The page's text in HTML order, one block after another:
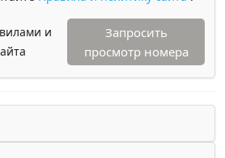
и
Запросить
просмотр номера